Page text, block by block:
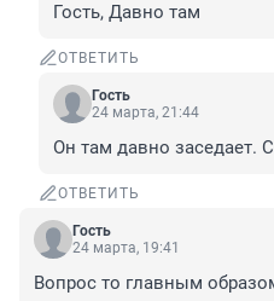
Гость, Давно там
ОТВЕТИТЬ
Гость
24 марта, 21:44
Он там давно заседает.
ОТВЕТИТЬ
Гость
24 марта, 19:41
Вопрос то главным